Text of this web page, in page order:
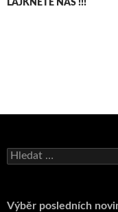
LAJKNĚTE NÁS !!!
Vyhledávání
Výběr posledních
Bruno Belan se
Andy Appleton
Pražský přebor